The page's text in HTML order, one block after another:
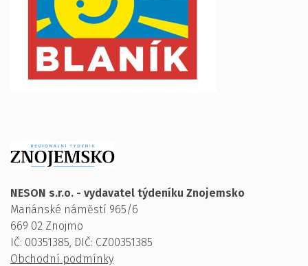
NESON s.r.o. - vydavatel týdeníku Znojemsko
Mariánské náměstí 965/6
669 02 Znojmo
IČ: 00351385, DIČ: CZ00351385
Obchodní podmínky